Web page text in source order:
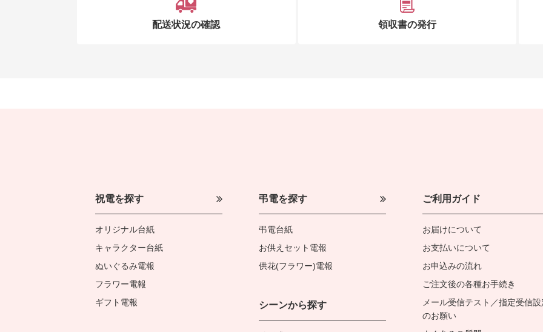
配送状況の確認 領収書の発行
祝電を探す
オリジナル台紙
キャラクター台紙
ぬいぐるみ電報
フラワー電報
ギフト電報
弔電を探す
弔電台紙
お供えセット電報
供花(フラワー)電報
シーンから探す
ご利用ガイド
お届けについて
お支払いについて
お申込みの流れ
ご注文後の各種お手続き
メール受信テスト／指定受信設
のお願い